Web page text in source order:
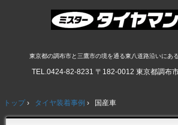
東京都の調布市と三鷹市の境を通る東八道路沿いにあ
TEL.0424-82-8231 〒182-0012 東京都調布
トップ › タイヤ装着事例 › 国産車